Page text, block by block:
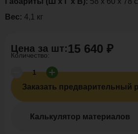
Цена за шт:15 640 ₽
Количество:
Заказать предварительный
Калькулятор материалов
Вес: 4,1 кг